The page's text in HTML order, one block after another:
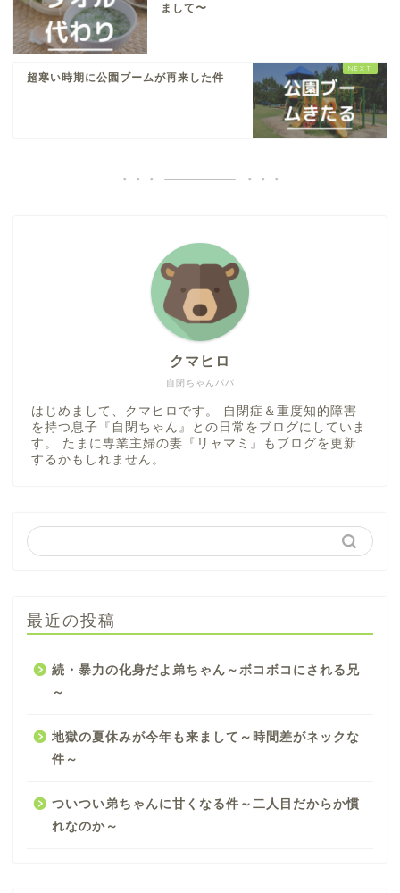
まして〜
超寒い時期に公園ブームが再来した件
自閉ちゃんパパ
クマヒロ
はじめまして、クマヒロです。 自閉症＆重度知的障害
を持つ息子『自閉ちゃん』との日常をブログにしていま
す。 たまに専業主婦の妻『リャマミ』もブログを更新
するかもしれません。
最近の投稿
続・暴力の化身だよ弟ちゃん～ボコボコにされる兄
～
地獄の夏休みが今年も来まして～時間差がネックな
件～
ついつい弟ちゃんに甘くなる件～二人目だからか慣
れなのか～